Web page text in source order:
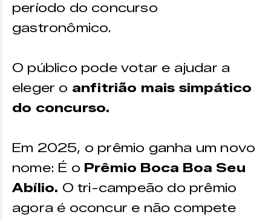
período do concurso
gastronômico.
O público pode votar e ajudar a
eleger o anfitrião mais simpático
do concurso.
Em 2025, o prêmio ganha um novo
nome: É o Prêmio Boca Boa Seu
Abílio. O tri-campeão do prêmio
agora é oconcur e não compete